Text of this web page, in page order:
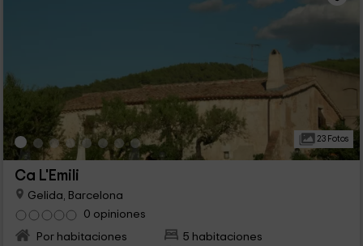
23 Fotos
Ca L'Emili
Gelida, Barcelona
0 opiniones
Por habitaciones
5 habitaciones